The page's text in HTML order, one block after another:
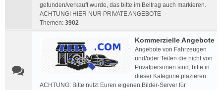
gefunden/verkauft wurde, das bitte im Beitrag auch markieren.
ACHTUNG! HIER NUR PRIVATE ANGEBOTE
Themen: 3902
Kommerzielle Angebote
Angebote von Fahrzeugen
und/oder Teilen die nicht von
Privatpersonen sind, bitte in
dieser Kategorie plazieren.
ACHTUNG: Bitte nutzt Euren eigenen Bilder-Server für